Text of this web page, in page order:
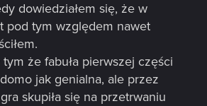
dowiedziałem się, że w
pod tym względem nawet
że fabuła pierwszej części
jak genialna, ale przez
skupiła się na przetrwaniu